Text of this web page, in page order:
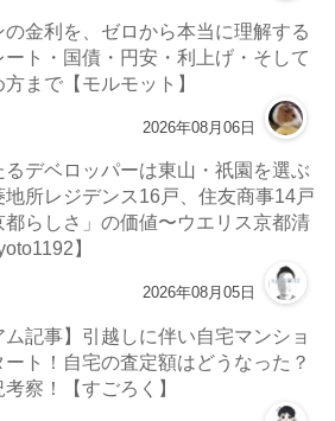
の金利を、ゼロから本当に理解する
ート・国債・円安・利上げ・そして
まで【モルモット】
2026年08月06日
るデベロッパーは東山・祇園を選ぶ
地所レジデンス16戸、住友商事14戸
都らしさ」の価値〜ウエリス京都清
】
2026年08月05日
ム記事】引越しに伴い自宅マンショ
ート！自宅の査定額はどうなった？
察！【すごろく】